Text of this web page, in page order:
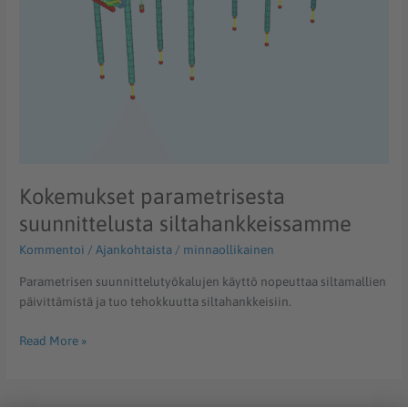
Kokemukset parametrisesta
suunnittelusta siltahankkeissamme
Kommentoi /Ajankohtaista / minnaollikainen
Parametrisen suunnittelutyökalujen käyttö nopeuttaa siltamallien
päivittämistä ja tuo tehokkuutta siltahankkeisiin.
Read More »